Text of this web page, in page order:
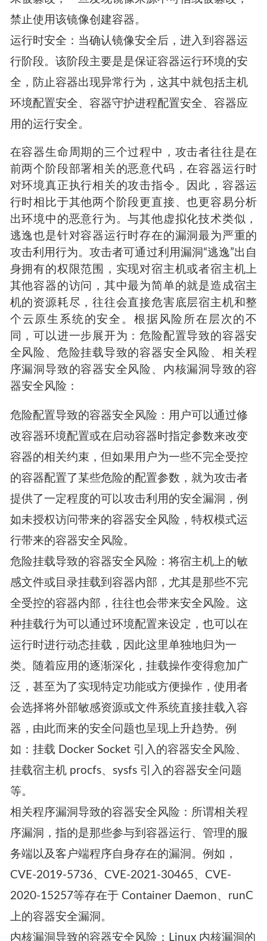
禁止使用该镜像创建容器。
运行时安全：当确认镜像安全后，进入到容器运
行阶段。该阶段主要是是保证容器运行环境的安
全，防止容器出现异常行为，这其中就包括主机
环境配置安全、容器守护进程配置安全、容器应
用的运行安全。
在容器生命周期的三个过程中，攻击者往往是在
前两个阶段部署相关的恶意代码，在容器运行时
对环境真正执行相关的攻击指令。因此，容器运
行时相比于其他两个阶段更直接、也更容易分析
出环境中的恶意行为。与其他虚拟化技术类似，
逃逸也是针对容器运行时存在的漏洞最为严重的
攻击利用行为。攻击者可通过利用漏洞“逃逸”出自
身拥有的权限范围，实现对宿主机或者宿主机上
其他容器的访问，其中最为简单的就是造成宿主
机的资源耗尽，往往会直接危害底层宿主机和整
个云原生系统的安全。根据风险所在层次的不
同，可以进一步展开为：危险配置导致的容器安
全风险、危险挂载导致的容器安全风险、相关程
序漏洞导致的容器安全风险、内核漏洞导致的容
器安全风险：
危险配置导致的容器安全风险：用户可以通过修
改容器环境配置或在启动容器时指定参数来改变
容器的相关约束，但如果用户为一些不完全受控
的容器配置了某些危险的配置参数，就为攻击者
提供了一定程度的可以攻击利用的安全漏洞，例
如未授权访问带来的容器安全风险，特权模式运
行带来的容器安全风险。
危险挂载导致的容器安全风险：将宿主机上的敏
感文件或目录挂载到容器内部，尤其是那些不完
全受控的容器内部，往往也会带来安全风险。这
种挂载行为可以通过环境配置来设定，也可以在
运行时进行动态挂载，因此这里单独地归为一
类。随着应用的逐渐深化，挂载操作变得愈加广
泛，甚至为了实现特定功能或方便操作，使用者
会选择将外部敏感资源或文件系统直接挂载入容
器，由此而来的安全问题也呈现上升趋势。例
如：挂载 Docker Socket 引入的容器安全风险、
挂载宿主机 procfs、sysfs 引入的容器安全问题
等。
相关程序漏洞导致的容器安全风险：所谓相关程
序漏洞，指的是那些参与到容器运行、管理的服
务端以及客户端程序自身存在的漏洞。例如，
CVE-2019-5736、CVE-2021-30465、CVE-
2020-15257等存在于 Container Daemon、runC
上的容器安全漏洞。
内核漏洞导致的容器安全风险：Linux 内核漏洞的